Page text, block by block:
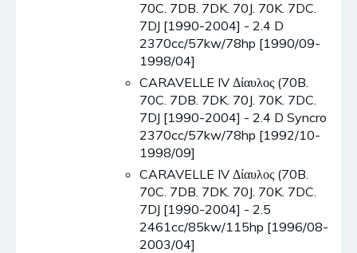
70C. 7DB. 7DK. 70J. 70K. 7DC.
7DJ [1990-2004] - 2.4 D
2370cc/57kw/78hp [1990/09-
1998/04]
CARAVELLE IV Δίαυλος (70B.
70C. 7DB. 7DK. 70J. 70K. 7DC.
7DJ [1990-2004] - 2.4 D Syncro
2370cc/57kw/78hp [1992/10-
1998/09]
CARAVELLE IV Δίαυλος (70B.
70C. 7DB. 7DK. 70J. 70K. 7DC.
7DJ [1990-2004] - 2.5
2461cc/85kw/115hp [1996/08-
2003/04]